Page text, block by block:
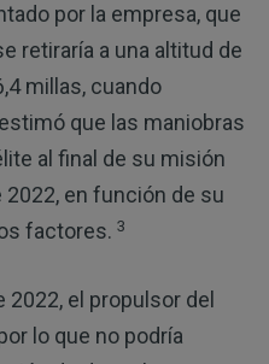
por la empresa, que
retiraría a una altitud de
millas, cuando
que las maniobras
al final de su misión
en función de su
factores. 3
el propulsor del
lo que no podría